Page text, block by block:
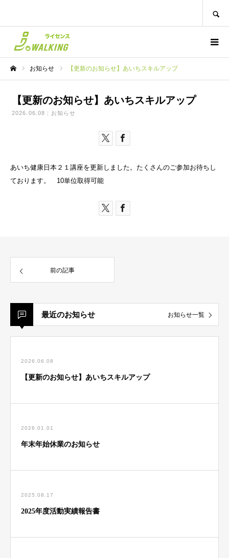
お知らせ 【更新のお知らせ】あいちスキルアップ
【更新のお知らせ】あいちスキルアップ
2026.06.08 お知らせ
あいち健康日本２１講座を更新しました。たくさんのご参加お待ちし
ております。 10単位取得可能
前の記事
最近のお知らせ お知らせ一覧
2026.06.08
【更新のお知らせ】あいちスキルアップ
2026.01.01
年末年始休業のお知らせ
2025.08.17
2025年度活動実績報告書